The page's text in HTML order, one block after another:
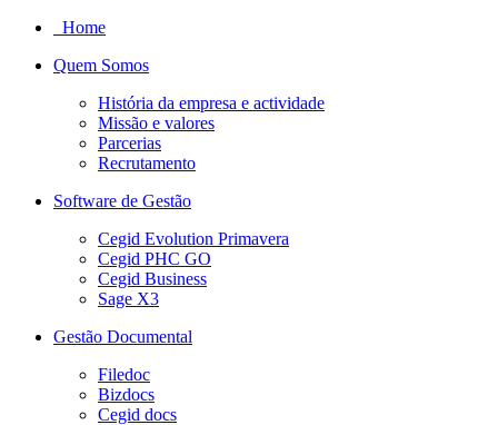
Home
Quem Somos
História da empresa e actividade
Missão e valores
Parcerias
Recrutamento
Software de Gestão
Cegid Evolution Primavera
Cegid PHC GO
Cegid Business
Sage X3
Gestão Documental
Filedoc
Bizdocs
Cegid docs